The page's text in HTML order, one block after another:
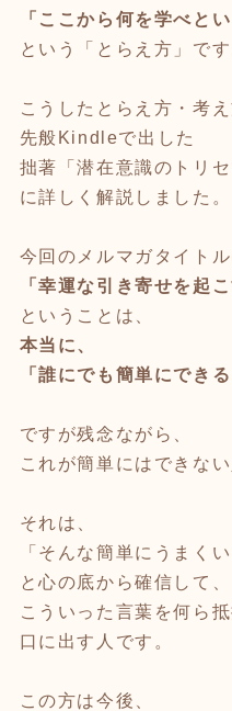
「ここから何を学べと
という「とらえ方」です
こうしたとらえ方・考
先般Kindleで出した
拙著「潜在意識のトリセ
に詳しく解説しました。
今回のメルマガタイトル
「幸運な引き寄せを起こ
ということは、
本当に、
「誰にでも簡単にでき
ですが残念ながら、
これが簡単にはできな
それは、
「そんな簡単にうまく
と心の底から確信して、
こういった言葉を何ら抵
口に出す人です。
この方は今後、